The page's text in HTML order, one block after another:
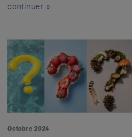
continuer »
Octobre 2024